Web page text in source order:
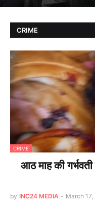
CRIME
CRIME
आठ माह की
by INC24 MEDIA - March